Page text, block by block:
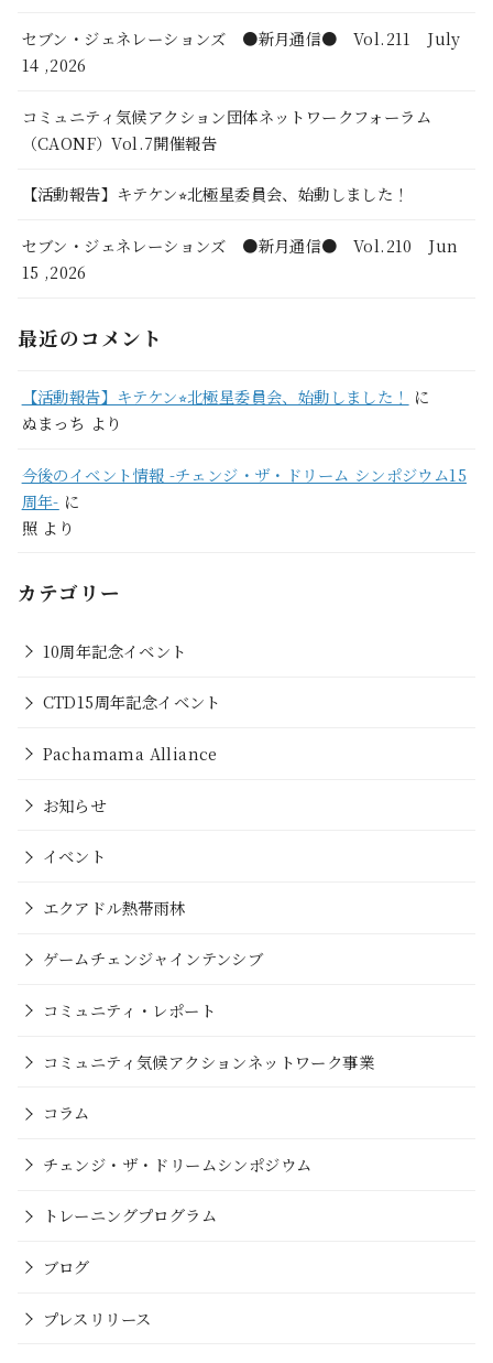
セブン・ジェネレーションズ ●新月通信● Vol.211 July
14 ,2026
コミュニティ気候アクション団体ネットワークフォーラム
（CAONF）Vol.7開催報告
【活動報告】キテケン⭐︎北極星委員会、始動しました！
セブン・ジェネレーションズ ●新月通信● Vol.210 Jun
15 ,2026
最近のコメント
【活動報告】キテケン⭐︎北極星委員会、始動しました！
に
ぬまっち より
今後のイベント情報 -チェンジ・ザ・ドリーム シンポジウム15
周年- に
照 より
カテゴリー
10周年記念イベント
CTD15周年記念イベント
Pachamama Alliance
お知らせ
イベント
エクアドル熱帯雨林
ゲームチェンジャインテンシブ
コミュニティ・レポート
コミュニティ気候アクションネットワーク事業
コラム
チェンジ・ザ・ドリームシンポジウム
トレーニングプログラム
ブログ
プレスリリース